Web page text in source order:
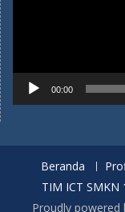
00:00
Beranda
TIM ICT SMKN
Proudly powered